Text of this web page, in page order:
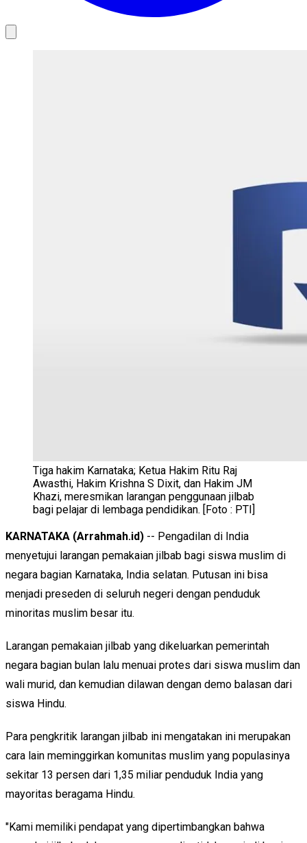
Tiga hakim Karnataka; Ketua Hakim Ritu Raj
Awasthi, Hakim Krishna S Dixit, dan Hakim JM
Khazi, meresmikan larangan penggunaan jilbab
bagi pelajar di lembaga pendidikan. [Foto : PTI]
KARNATAKA (Arrahmah.id) -- Pengadilan di India
menyetujui larangan pemakaian jilbab bagi siswa muslim di
negara bagian Karnataka, India selatan. Putusan ini bisa
menjadi preseden di seluruh negeri dengan penduduk
minoritas muslim besar itu.
Larangan pemakaian jilbab yang dikeluarkan pemerintah
negara bagian bulan lalu menuai protes dari siswa muslim dan
wali murid, dan kemudian dilawan dengan demo balasan dari
siswa Hindu.
Para pengkritik larangan jilbab ini mengatakan ini merupakan
cara lain meminggirkan komunitas muslim yang populasinya
sekitar 13 persen dari 1,35 miliar penduduk India yang
mayoritas beragama Hindu.
"Kami memiliki pendapat yang dipertimbangkan bahwa